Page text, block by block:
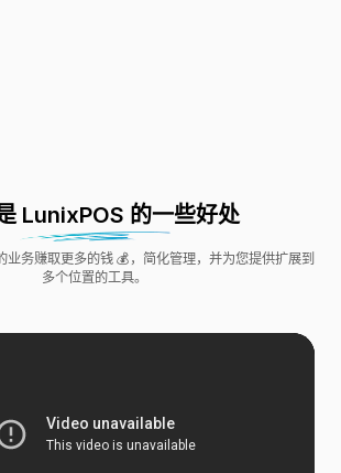
LunixPOS 的一些好处
业务赚取更多的钱 💰，简化管理，并为您提供扩展到
多个位置的工具。